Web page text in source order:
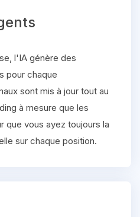
l'IA génère des
pour chaque
sont mis à jour tout au
à mesure que les
que vous ayez toujours la
sur chaque position.